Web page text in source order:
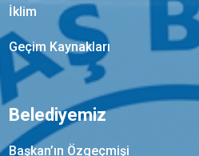
İklim
Geçim Kaynakları
Belediyemiz
Başkan’ın Özgeçmişi